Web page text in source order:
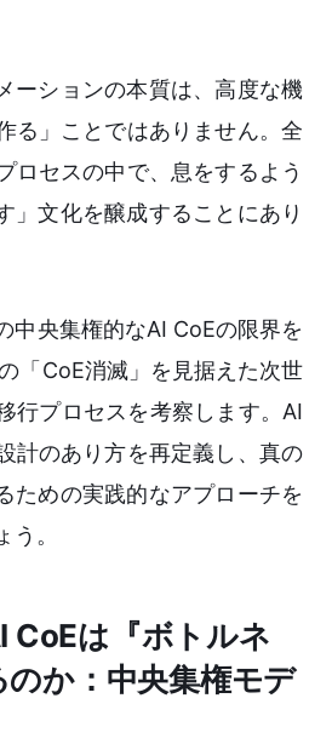
ーションの本質は、高度な機
る」ことではありません。全
ロセスの中で、息をするよう
」文化を醸成することにあり
中央集権的なAI CoEの限界を
「CoE消滅」を見据えた次世
行プロセスを考察します。AI
計のあり方を再定義し、真の
ための実践的なアプローチを
。
CoEは『ボトルネ
のか：中央集権モデ